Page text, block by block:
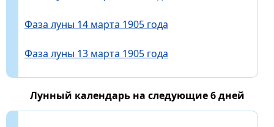
Фаза луны 14 марта 1905 года
Фаза луны 13 марта 1905 года
Лунный календарь на следующие 6 дней